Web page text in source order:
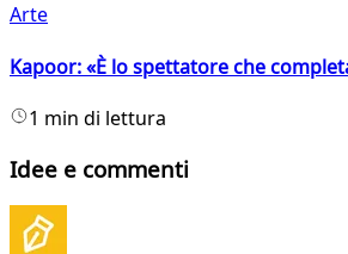
Arte
Kapoor: «È lo spettatore che
1 min di lettura
Idee e commenti